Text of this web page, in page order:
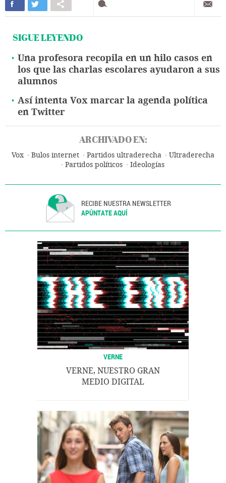
SIGUE LEYENDO
Una profesora recopila en un hilo casos en
los que las charlas escolares ayudaron a sus
alumnos
Así intenta Vox marcar la agenda política
en Twitter
ARCHIVADO EN:
Vox Bulos internet Partidos ultraderecha
Ultraderecha
Partidos políticos
Ideologías
RECIBE NUESTRA NEWSLETTER
APÚNTATE AQUÍ
VERNE
VERNE, NUESTRO GRAN
MEDIO DIGITAL